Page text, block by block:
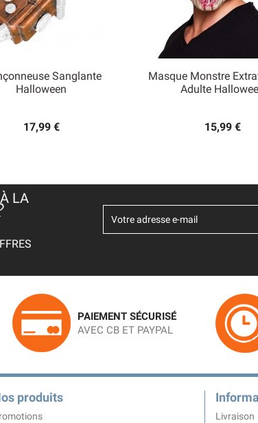
Sanglante
Halloween
17,99 €
Aperçu rapide
Masque Monstre
Adulte
15,99 €
Aperçu
LA
PAIEMENT SÉCURISÉ
AVEC CB ET PAYPAL
produits
Livraison